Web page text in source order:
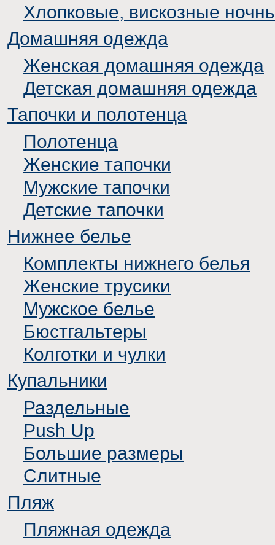
Хлопковые, вискозные
Домашняя одежда
Женская домашняя одежда
Детская домашняя одежда
Тапочки и полотенца
Полотенца
Женские тапочки
Мужские тапочки
Детские тапочки
Нижнее белье
Комплекты нижнего белья
Женские трусики
Мужское белье
Бюстгальтеры
Колготки и чулки
Купальники
Раздельные
Push Up
Большие размеры
Слитные
Пляж
Пляжная одежда